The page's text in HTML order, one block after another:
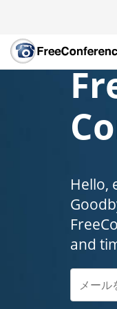
Hello,
and